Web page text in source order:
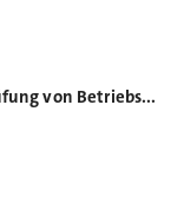
Wartung und Prüfung von Betriebsmitteln - Software kann helfen